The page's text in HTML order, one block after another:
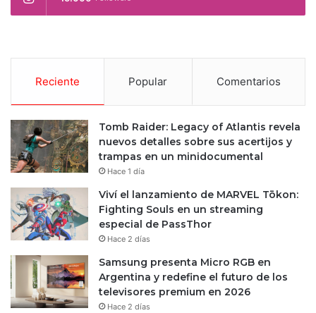
Reciente Popular Comentarios
Tomb Raider: Legacy of Atlantis revela
nuevos detalles sobre sus acertijos y
trampas en un minidocumental
Hace 1 día
Viví el lanzamiento de MARVEL Tōkon:
Fighting Souls en un streaming
especial de PassThor
Hace 2 días
Samsung presenta Micro RGB en
Argentina y redefine el futuro de los
televisores premium en 2026
Hace 2 días